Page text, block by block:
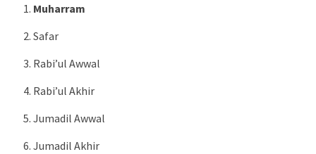
Muharram
Safar
Rabi’ul Awwal
Rabi’ul Akhir
Jumadil Awwal
Jumadil Akhir